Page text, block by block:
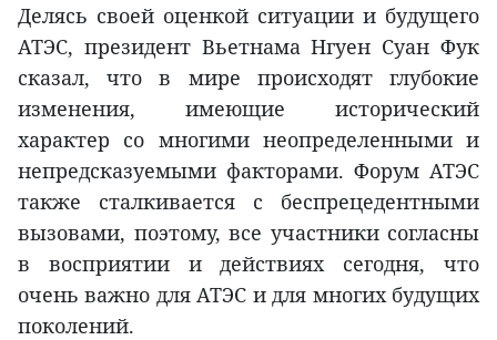
Делясь своей оценкой ситуации и будущего
АТЭС, президент Вьетнама Нгуен Суан Фук
сказал, что в мире происходят глубокие
изменения, имеющие исторический
характер со многими неопределенными и
непредсказуемыми факторами. Форум АТЭС
также сталкивается с беспрецедентными
вызовами, поэтому, все участники согласны
в восприятии и действиях сегодня, что
очень важно для АТЭС и для многих будущих
поколений.